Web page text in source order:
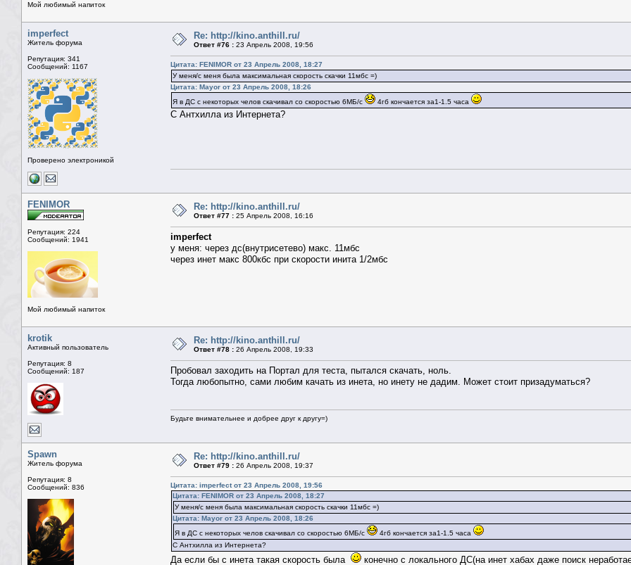
Мой любимый напиток
imperfect
Житель форума
Репутация: 341
Сообщений: 1167
Проверено электроникой
Re: http://kino.anthill.ru/
Ответ #76 : 23 Апрель 2008, 19:56
Цитата: FENIMOR от 23 Апрель 2008, 18:27
У меня/с меня была максимальная скорость скачки 11мбс =)
Цитата: Mayor от 23 Апрель 2008, 18:26
Я в ДС с некоторых челов скачивал со скоростью 6МБ/с
4гб кончается за1-1.5 часа
С Антхилла из Интернета?
FENIMOR
Репутация: 224
Сообщений: 1941
Мой любимый напиток
Re: http://kino.anthill.ru/
Ответ #77 : 25 Апрель 2008, 16:16
imperfect
у меня: через дс(внутрисетево) макс. 11мбс
через инет макс 800кбс при скорости инита 1/2мбс
krotik
Активный пользователь
Репутация: 8
Сообщений: 187
Re: http://kino.anthill.ru/
Ответ #78 : 26 Апрель 2008, 19:33
Пробовал заходить на Портал для теста, пытался скачать, ноль.
Тогда любопытно, сами любим качать из инета, но инету не дадим. Может стоит призадуматься?
Будьте внимательнее и добрее друг к другу=)
Spawn
Житель форума
Репутация: 8
Сообщений: 836
Re: http://kino.anthill.ru/
Ответ #79 : 26 Апрель 2008, 19:37
Цитата: imperfect от 23 Апрель 2008, 19:56
Цитата: FENIMOR от 23 Апрель 2008, 18:27
У меня/с меня была максимальная скорость скачки 11мбс =)
Цитата: Mayor от 23 Апрель 2008, 18:26
Я в ДС с некоторых челов скачивал со скоростью 6МБ/с
4гб кончается за1-1.5 часа
С Антхилла из Интернета?
Да если бы с инета такая скорость была
конечно с локального ДС(на инет хабах даже поиск